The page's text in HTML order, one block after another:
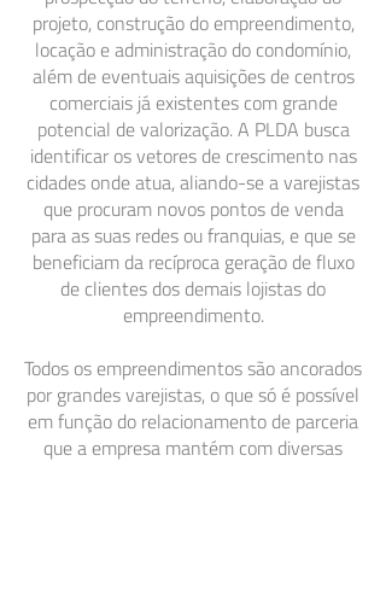
projeto, construção do empreendimento,
locação e administração do condomínio,
além de eventuais aquisições de centros
comerciais já existentes com grande
potencial de valorização. A PLDA busca
identificar os vetores de crescimento nas
cidades onde atua, aliando-se a varejistas
que procuram novos pontos de venda
para as suas redes ou franquias, e que se
beneficiam da recíproca geração de fluxo
de clientes dos demais lojistas do
empreendimento.
Todos os empreendimentos são ancorados
por grandes varejistas, o que só é possível
em função do relacionamento de parceria
que a empresa mantém com diversas